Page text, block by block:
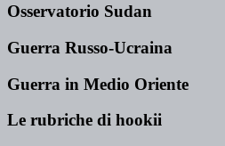
Osservatorio Sudan
Guerra Russo-Ucraina
Guerra in Medio Oriente
Le rubriche di hookii